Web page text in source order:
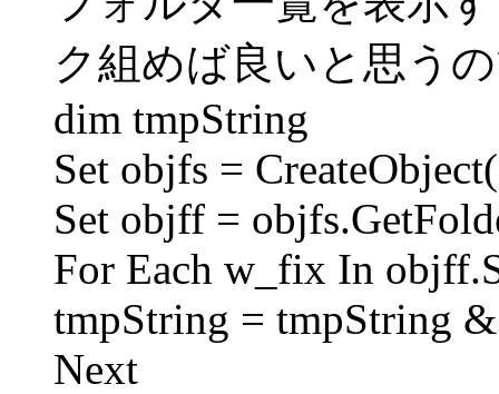
ク組めば良いと思う
dim tmpString
Set objfs =
Set objff =
For Each w_fix In
tmpString = tmpString
Next